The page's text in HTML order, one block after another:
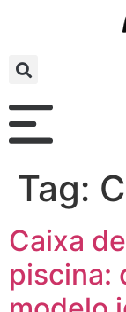
Tag:
Caixa
piscina: